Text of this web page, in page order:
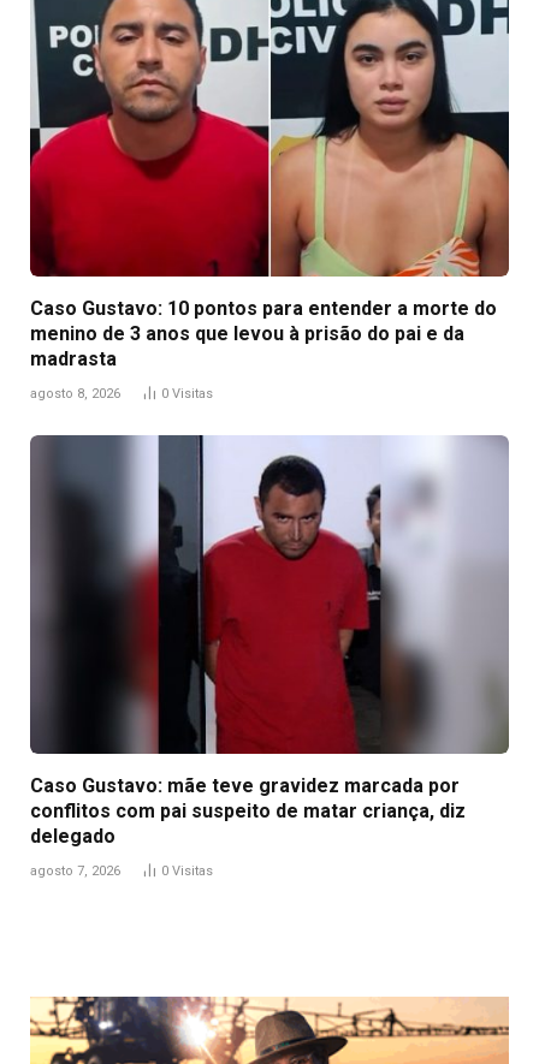
Caso Gustavo: 10 pontos para entender a morte do
menino de 3 anos que levou à prisão do pai e da
madrasta
agosto 8, 2026 0 Visitas
Caso Gustavo: mãe teve gravidez marcada por
conflitos com pai suspeito de matar criança, diz
delegado
agosto 7, 2026 0 Visitas